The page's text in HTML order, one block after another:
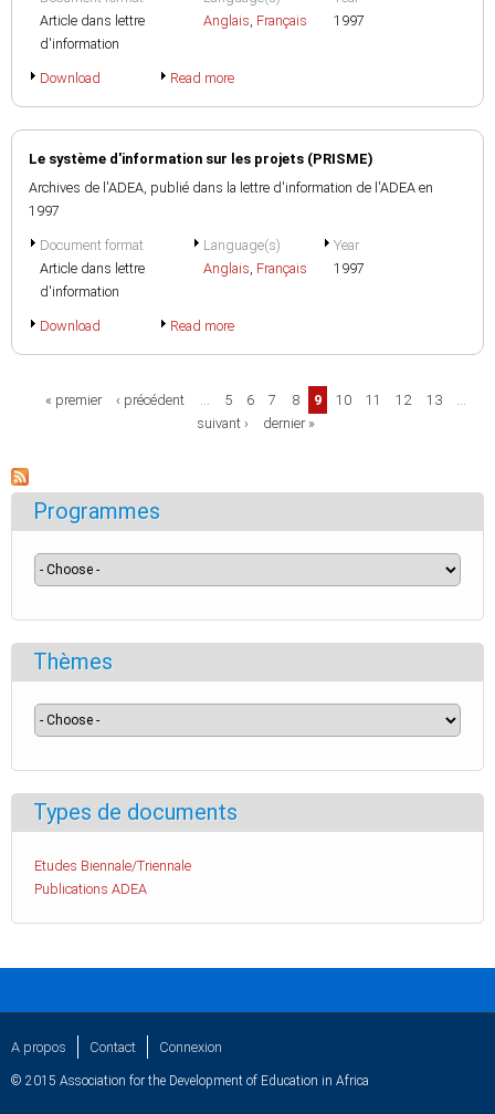
Article dans lettre
d'information
Anglais, Français
1997
Download Read more
Le système d'information sur les projets (PRISME)
Archives de l'ADEA, publié dans la lettre d'information de l'ADEA en
1997
Document format
Article dans lettre
d'information
Language(s)
Anglais, Français
Year
1997
Download Read more
Pages« premier ‹ précédent … 5 6 7 8 9 10 11 12 13
…
suivant ›
dernier »
Programmes
Thèmes
Types de documents
Etudes Biennale/Triennale
Publications ADEA
A propos Contact Connexion
© 2015 Association for the Development of Education in Africa